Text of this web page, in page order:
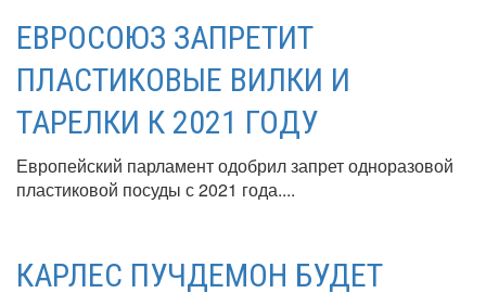
ЕВРОСОЮЗ ЗАПРЕТИТ
ПЛАСТИКОВЫЕ ВИЛКИ И
ТАРЕЛКИ К 2021 ГОДУ
Европейский парламент одобрил запрет одноразовой
пластиковой посуды с 2021 года....
КАРЛЕС ПУЧДЕМОН БУДЕТ